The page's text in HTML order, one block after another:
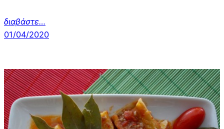
διαβάστε…
01/04/2020